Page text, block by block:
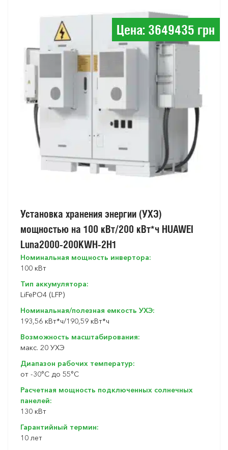
Цена: 3649435 грн
Установка хранения энергии (УХЭ)
мощностью на 100 кВт/200 кВт*ч HUAWEI
Luna2000-200KWH-2H1
Номинальная мощность инвертора:
100 кВт
Тип аккумулятора:
LiFePO4 (LFP)
Номинальная/полезная емкость УХЭ:
193,56 кВт*ч/190,59 кВт*ч
Возможность масштабирования:
макc. 20 УХЭ
Диапазон рабочих температур:
от -30°C до 55°C
Расчетная мощность подключенных солнечных
панелей:
130 кВт
Гарантийный термин:
10 лет